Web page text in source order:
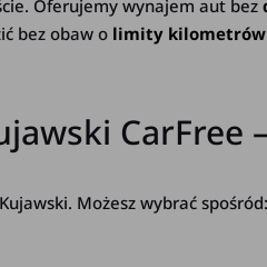
Oferujemy wynajem aut bez
bez obaw o limity kilometrów
Możesz wybrać spośród: